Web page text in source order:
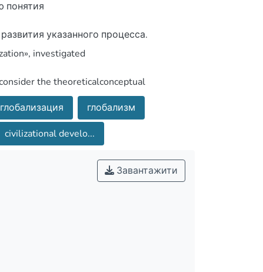
the basis of origination and development stages of this process. We consider the theoreticalconceptual
глобализация
глобализм
civilizational develo...
Завантажити